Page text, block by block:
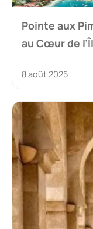
Pointe aux
au Cœur de
8 août 2025